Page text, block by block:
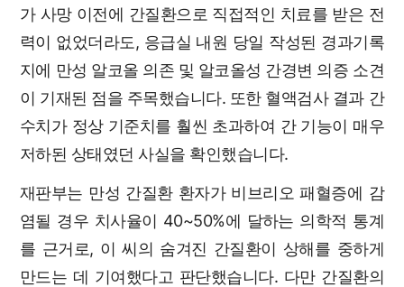
가 사망 이전에 간질환으로 직접적인 치료를 받은 전
력이 없었더라도, 응급실 내원 당일 작성된 경과기록
지에 만성 알코올 의존 및 알코올성 간경변 의증 소견
이 기재된 점을 주목했습니다. 또한 혈액검사 결과 간
수치가 정상 기준치를 훨씬 초과하여 간 기능이 매우
저하된 상태였던 사실을 확인했습니다.
재판부는 만성 간질환 환자가 비브리오 패혈증에 감
염될 경우 치사율이 40~50%에 달하는 의학적 통계
를 근거로, 이 씨의 숨겨진 간질환이 상해를 중하게
만드는 데 기여했다고 판단했습니다. 다만 간질환의